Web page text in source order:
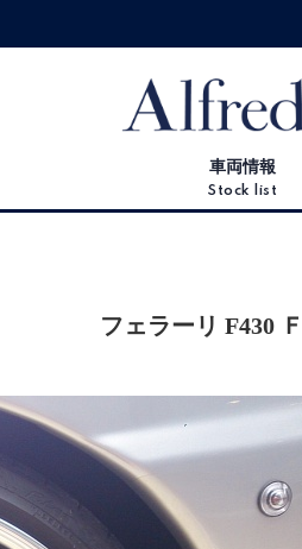
車両情報
Stock list
フェラーリ F430